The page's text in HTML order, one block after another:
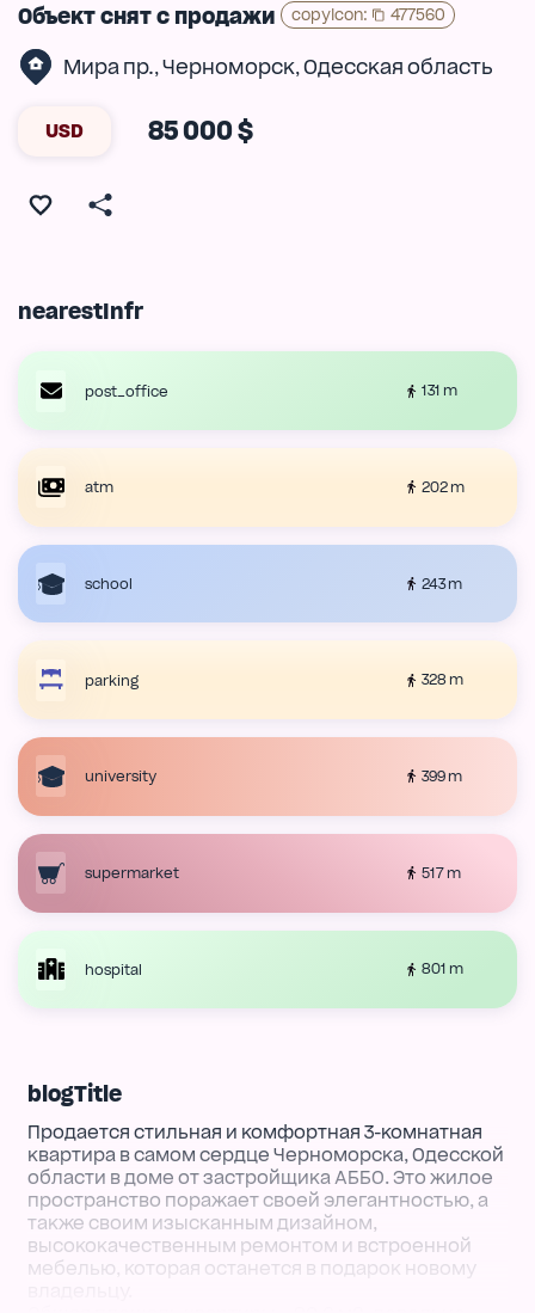
Объект снят с продажи copyIcon: 477560
Мира пр., Черноморск, Одесская область
USD 85 000 $
nearestInfr
post_office 131 m
atm 202 m
school 243 m
parking 328 m
university 399 m
supermarket 517 m
hospital 801 m
blogTitle
Продается стильная и комфортная 3-комнатная
квартира в самом сердце Черноморска, Одесской
области в доме от застройщика АББО. Это жилое
пространство поражает своей элегантностью, а
также своим изысканным дизайном,
высококачественным ремонтом и встроенной
мебелью, которая останется в подарок новому